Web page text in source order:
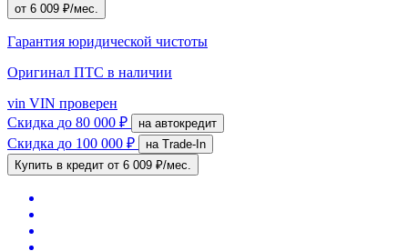
от 6 009 ₽/мес.
Гарантия юридической чистоты
Оригинал ПТС в наличии
vin VIN проверен
Скидка до 80 000 ₽ на автокредит
Скидка до 100 000 ₽
на Trade-In
Купить в кредит от 6 009 ₽/мес.